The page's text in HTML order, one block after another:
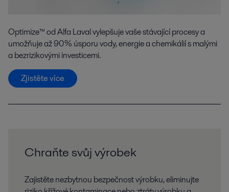
Optimize™ od Alfa Laval vylepšuje vaše stávající procesy a
umožňuje až 90% úsporu vody, energie a chemikálií s malými
a bezrizikovými investicemi.
Zjistěte více
Chraňte svůj výrobek
Zajistěte nezbytnou bezpečnost výrobku, eliminujte